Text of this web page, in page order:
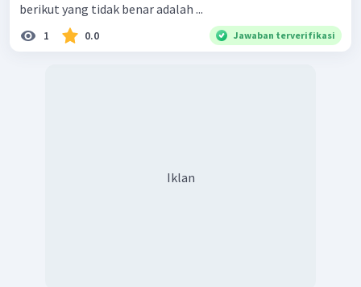
berikut yang tidak benar adalah ...
1 0.0 Jawaban terverifikasi
Iklan